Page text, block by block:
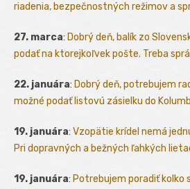
riadenia, bezpečnostných režimov a
27. marca: Dobrý deň, balík zo
podať na ktorejkoľvek pošte. Treba
22. januára: Dobrý deň, potrebujem
možné podať listovú zásielku do
19. januára: Vzopätie krídel nemá
Pri dopravných a bežných ľahkých
19. januára: Potrebujem poradiť